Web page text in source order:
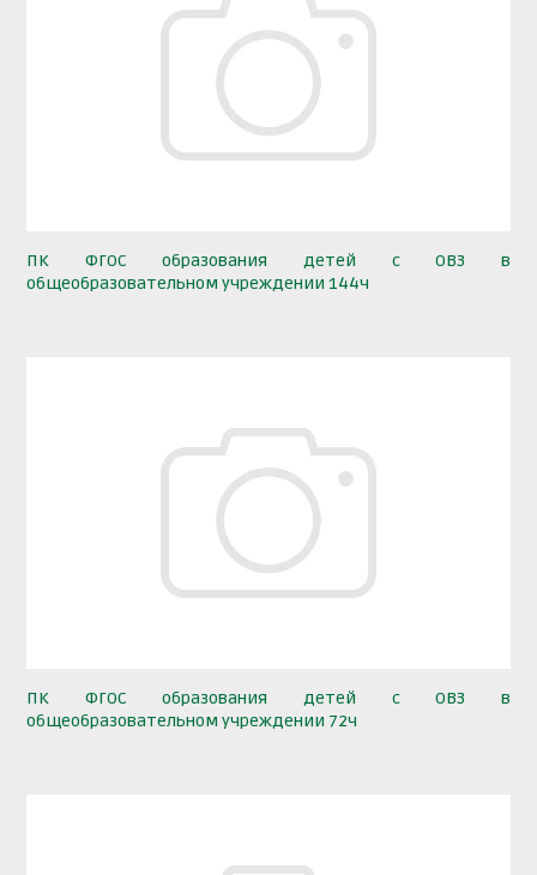
ПК ФГОС образования детей с ОВЗ в
общеобразовательном учреждении 144ч
ПК ФГОС образования детей с ОВЗ в
общеобразовательном учреждении 72ч